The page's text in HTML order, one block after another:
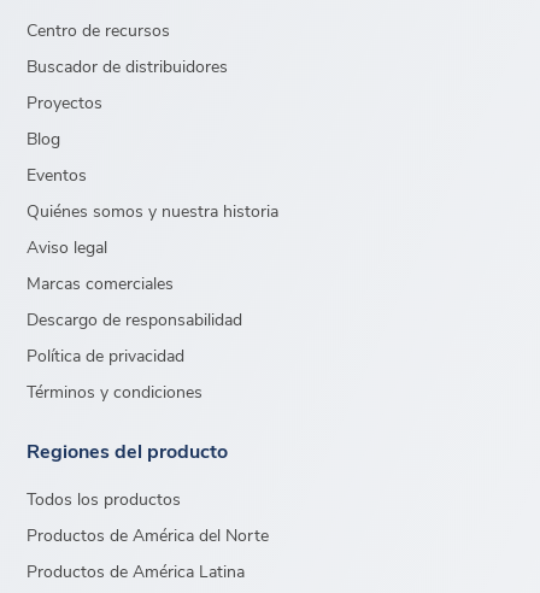
Centro de recursos
Buscador de distribuidores
Proyectos
Blog
Eventos
Quiénes somos y nuestra historia
Aviso legal
Marcas comerciales
Descargo de responsabilidad
Política de privacidad
Términos y condiciones
Regiones del producto
Todos los productos
Productos de América del Norte
Productos de América Latina